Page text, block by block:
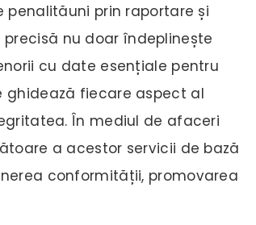
penalităuni prin raportare și
nu doar îndeplinește
cu date esențiale pentru
ghidează fiecare aspect al
În mediul de afaceri
a acestor servicii de bază
conformității, promovarea